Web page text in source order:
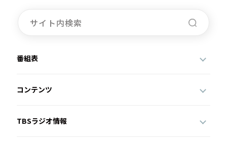
番組表
コンテンツ
TBSラジオ情報